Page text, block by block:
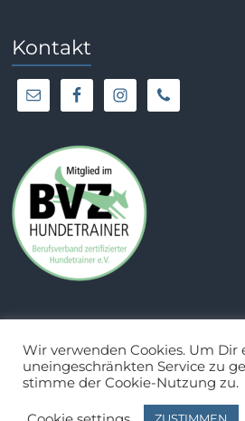
Kontakt
Wir verwenden Cookies. Um Dir
uneingeschränkten Service zu
stimme der Cookie-Nutzung zu.